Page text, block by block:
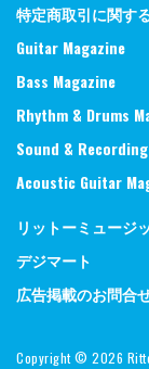
特定商取引に関す
Guitar Magazine
Bass Magazine
Rhythm & Drums
Sound &
Acoustic Guitar
リットーミュージ
デジマート
広告掲載のお問合
Copyright © 2026